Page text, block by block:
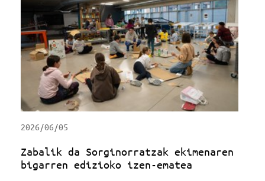
2026/06/05
Zabalik da Sorginorratzak ekimenaren
bigarren edizioko izen-ematea